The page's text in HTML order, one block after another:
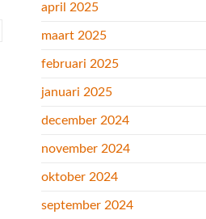
april 2025
maart 2025
februari 2025
januari 2025
december 2024
november 2024
oktober 2024
september 2024